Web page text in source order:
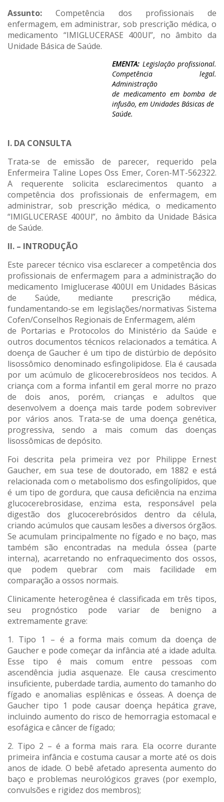
Assunto:Competência dos profissionais de
enfermagem, em administrar, sob prescrição médica, o
medicamento “IMIGLUCERASE 400Ul”, no âmbito da
Unidade Básica de Saúde.
EMENTA: Legislação profissional.
Competência legal.
Administração
de medicamento em bomba de
infusão, em Unidades Básicas de
Saúde.
I. DA CONSULTA
Trata-se de emissão de parecer, requerido pela
Enfermeira Taline Lopes Oss Emer, Coren-MT-562322.
A requerente solicita esclarecimentos quanto a
competência dos profissionais de enfermagem, em
administrar, sob prescrição médica, o medicamento
“IMIGLUCERASE 400Ul”, no âmbito da Unidade Básica
de Saúde.
II. – INTRODUÇÃO
Este parecer técnico visa esclarecer a competência dos
profissionais de enfermagem para a administração do
medicamento Imiglucerase 400UI em Unidades Básicas
de Saúde, mediante prescrição médica,
fundamentando-se em legislações/normativas Sistema
Cofen/Conselhos Regionais de Enfermagem, além
de Portarias e Protocolos do Ministério da Saúde e
outros documentos técnicos relacionados a temática. A
doença de Gaucher é um tipo de distúrbio de depósito
lisossômico denominado esfingolipidose. Ela é causada
por um acúmulo de glicocerebrosídeos nos tecidos. A
criança com a forma infantil em geral morre no prazo
de dois anos, porém, crianças e adultos que
desenvolvem a doença mais tarde podem sobreviver
por vários anos. Trata-se de uma doença genética,
progressiva, sendo a mais comum das doenças
lisossômicas de depósito.
Foi descrita pela primeira vez por Philippe Ernest
Gaucher, em sua tese de doutorado, em 1882 e está
relacionada com o metabolismo dos esfingolípidos, que
é um tipo de gordura, que causa deficiência na enzima
glucocerebrosidase, enzima esta, responsável pela
digestão dos glucocerebrósidos dentro da célula,
criando acúmulos que causam lesões a diversos órgãos.
Se acumulam principalmente no fígado e no baço, mas
também são encontradas na medula óssea (parte
interna), acarretando no enfraquecimento dos ossos,
que podem quebrar com mais facilidade em
comparação a ossos normais.
Clinicamente heterogênea é classificada em três tipos,
seu prognóstico pode variar de benigno a
extremamente grave:
1. Tipo 1 – é a forma mais comum da doença de
Gaucher e pode começar da infância até a idade adulta.
Esse tipo é mais comum entre pessoas com
ascendência judia asquenaze. Ele causa crescimento
insuficiente, puberdade tardia, aumento do tamanho do
fígado e anomalias esplênicas e ósseas. A doença de
Gaucher tipo 1 pode causar doença hepática grave,
incluindo aumento do risco de hemorragia estomacal e
esofágica e câncer de fígado;
2. Tipo 2 – é a forma mais rara. Ela ocorre durante
primeira infância e costuma causar a morte até os dois
anos de idade. O bebê afetado apresenta aumento do
baço e problemas neurológicos graves (por exemplo,
convulsões e rigidez dos membros);